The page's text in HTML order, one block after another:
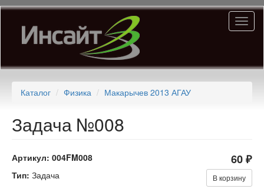
Перейти
основному
содержанию
Каталог Физика Макарычев 2013 АГАУ
Задача №008
Артикул: 004FM008 60 ₽
В корзину
Тип: Задача